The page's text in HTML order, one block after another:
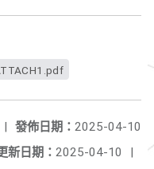
發佈日期： 2025-04-10
|
新日期： 2025-04-10 |